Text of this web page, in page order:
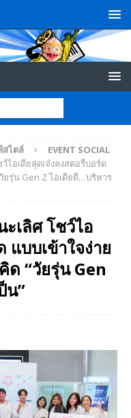
สไตล์
EVENT SOCIAL
ไอเดียสุดเจ๋งลงสตอรี่บอร์ด
ยรุ่น Gen Z ไอเดียดี…บริหาร
เลิศ โชว์ไอ
แบบเข้าใจง่าย
“วัยรุ่น Gen
น”